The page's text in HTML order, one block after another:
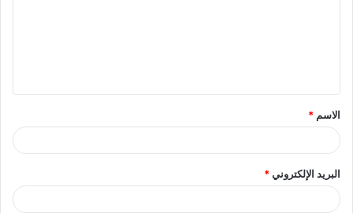
الاسم *
البريد الإلكتروني*